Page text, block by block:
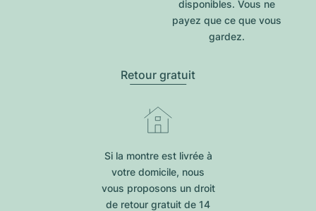
disponibles. Vous ne
payez que ce que vous
gardez.
Retour gratuit
Si la montre est livrée à
votre domicile, nous
vous proposons un droit
de retour gratuit de 14